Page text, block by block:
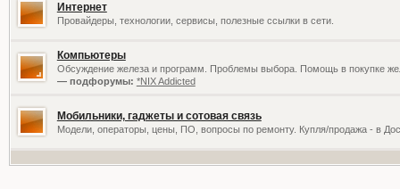
Интернет
Провайдеры, технологии, сервисы, полезные ссылки в сети.
Компьютеры
Обсуждение железа и программ. Проблемы выбора. Помощь в покупке
— подфорумы: *NIX Addicted
Мобильники, гаджеты и сотовая связь
Модели, операторы, цены, ПО, вопросы по ремонту. Купля/продажа - в